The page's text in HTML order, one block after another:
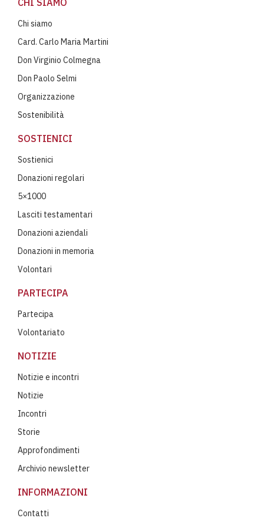
Chi siamo
Card. Carlo Maria Martini
Don Virginio Colmegna
Don Paolo Selmi
Organizzazione
Sostenibilità
SOSTIENICI
Sostienici
Donazioni regolari
5×1000
Lasciti testamentari
Donazioni aziendali
Donazioni in memoria
Volontari
PARTECIPA
Partecipa
Volontariato
NOTIZIE
Notizie e incontri
Notizie
Incontri
Storie
Approfondimenti
Archivio newsletter
INFORMAZIONI
Contatti